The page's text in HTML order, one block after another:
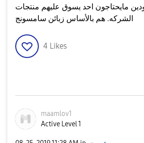
مايحتاجون احد يسوق عليهم منتجات
الشركه. هم بالأساس زبائن سامسونج
4 Likes
maamlov1
Active Level 1